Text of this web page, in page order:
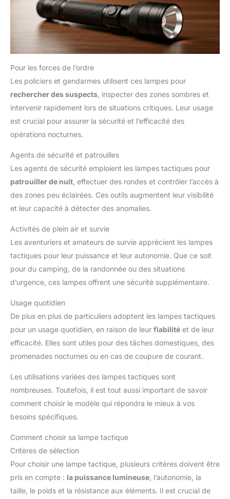
Pour les forces de l’ordre
Les policiers et gendarmes utilisent ces lampes pour
rechercher des suspects, inspecter des zones sombres et
intervenir rapidement lors de situations critiques. Leur usage
est crucial pour assurer la sécurité et l’efficacité des
opérations nocturnes.
Agents de sécurité et patrouilles
Les agents de sécurité emploient les lampes tactiques pour
patrouiller de nuit, effectuer des rondes et contrôler l’accès à
des zones peu éclairées. Ces outils augmentent leur visibilité
et leur capacité à détecter des anomalies.
Activités de plein air et survie
Les aventuriers et amateurs de survie apprécient les lampes
tactiques pour leur puissance et leur autonomie. Que ce soit
pour du camping, de la randonnée ou des situations
d’urgence, ces lampes offrent une sécurité supplémentaire.
Usage quotidien
De plus en plus de particuliers adoptent les lampes tactiques
pour un usage quotidien, en raison de leur fiabilité et de leur
efficacité. Elles sont utiles pour des tâches domestiques, des
promenades nocturnes ou en cas de coupure de courant.
Les utilisations variées des lampes tactiques sont
nombreuses. Toutefois, il est tout aussi important de savoir
comment choisir le modèle qui répondra le mieux à vos
besoins spécifiques.
Comment choisir sa lampe tactique
Critères de sélection
Pour choisir une lampe tactique, plusieurs critères doivent être
pris en compte : la puissance lumineuse, l’autonomie, la
taille, le poids et la résistance aux éléments. Il est crucial de